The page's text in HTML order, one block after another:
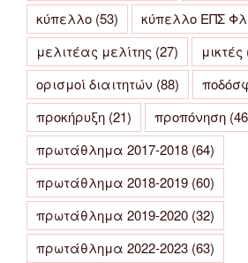
κύπελλο (53) κύπελλο ΕΠΣ
μελιτέας μελίτης (27) μικτές
ορισμοί διαιτητών (88)
προκήρυξη (21) προπόνηση
πρωτάθλημα 2017-2018 (64)
πρωτάθλημα 2018-2019 (60)
πρωτάθλημα 2019-2020 (32)
πρωτάθλημα 2022-2023 (63)